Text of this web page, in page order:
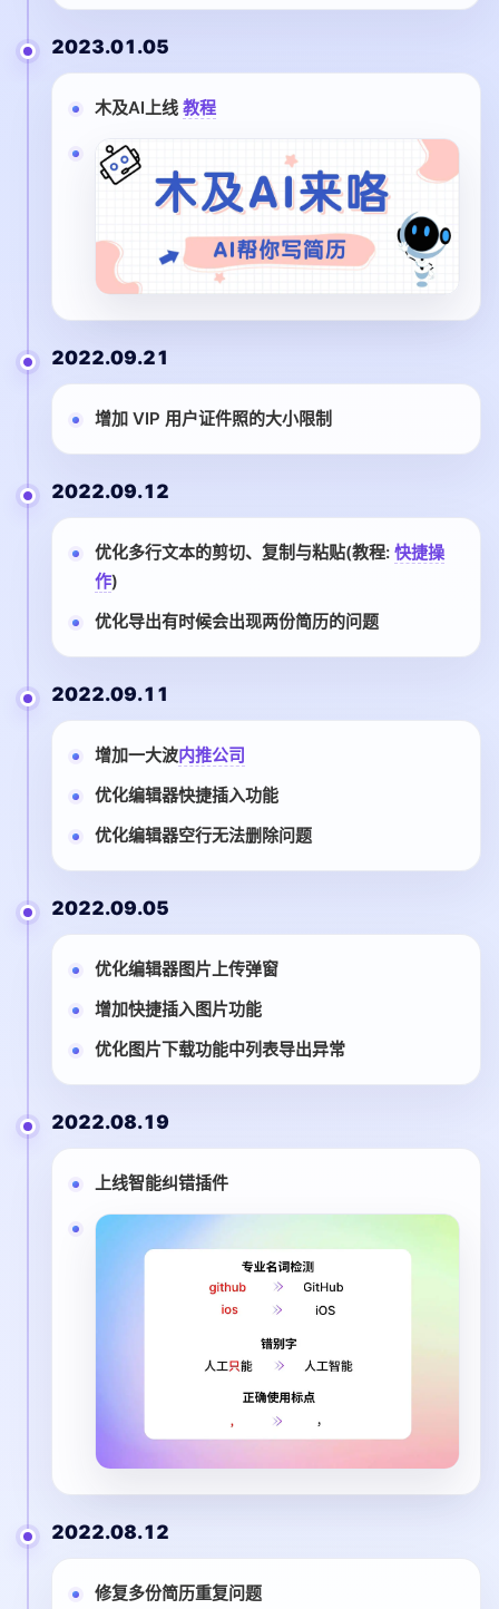
2023.01.05
木及AI上线 教程
2022.09.21
增加 VIP 用户证件照的大小限制
2022.09.12
优化多行文本的剪切、复制与粘贴(教程: 快捷操
作)
优化导出有时候会出现两份简历的问题
2022.09.11
增加一大波内推公司
优化编辑器快捷插入功能
优化编辑器空行无法删除问题
2022.09.05
优化编辑器图片上传弹窗
增加快捷插入图片功能
优化图片下载功能中列表导出异常
2022.08.19
上线智能纠错插件
2022.08.12
修复多份简历重复问题